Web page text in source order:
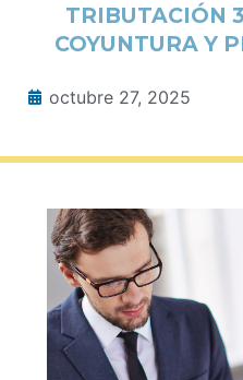
TRIBUTACIÓN
COYUNTURA Y
octubre 27, 2025